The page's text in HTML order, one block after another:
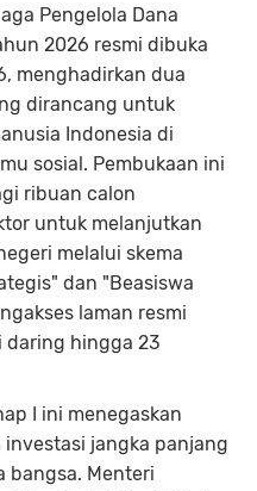
Pengelola Dana
2026 resmi dibuka
menghadirkan dua
dirancang untuk
Indonesia di
sosial. Pembukaan ini
ribuan calon
untuk melanjutkan
melalui skema
dan "Beasiswa
laman resmi
daring hingga 23
I ini menegaskan
jangka panjang
bangsa. Menteri